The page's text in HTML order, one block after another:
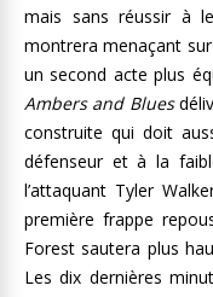
mais sans réussir à
montrera menaçant sur
un second acte plus
Ambers and Blues
construite qui doit
défenseur et à la
l’attaquant Tyler
première frappe
Forest sautera plus
Les dix dernières